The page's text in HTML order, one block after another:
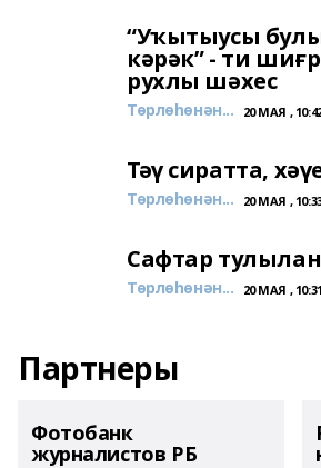
“Уҡытыусы
кәрәк” - ти
рухлы шәхес
Төрлөһөнән... 20 МАЯ ,
Тәү сиратта,
Төрлөһөнән... 20 МАЯ ,
Сафтар
Төрлөһөнән... 20 МАЯ , 10:31
Партнеры
Фотобанк
журналистов РБ